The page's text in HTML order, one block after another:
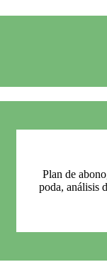
Plan de
poda, análisis